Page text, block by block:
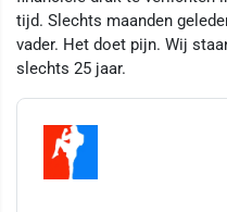
tijd. Slechts maanden
vader. Het doet pijn. Wij
slechts 25 jaar.